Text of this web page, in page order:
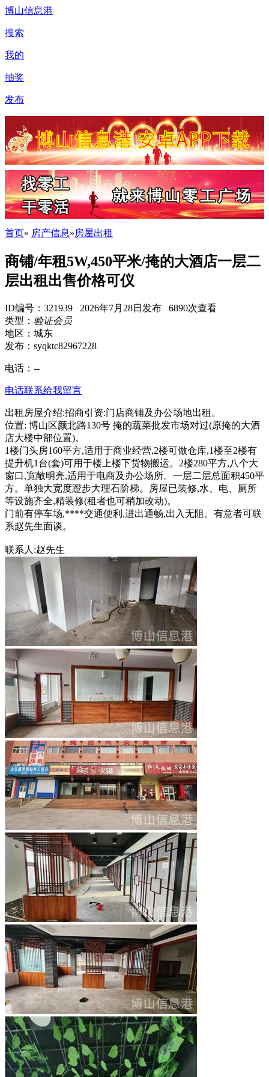
博山信息港
搜索
我的
抽奖
发布
首页» 房产信息»房屋出租
商铺/年租5W,450平米/掩的大酒店一层二
层出租出售价格可仪
ID编号：321939 2026年7月28日发布 6890次查看
类型： 验证会员
地区：城东
发布：syqktc82967228
电话： --
电话联系给我留言
出租房屋介绍:招商引资:门店商铺及办公场地出租。
位置: 博山区颜北路130号 掩的蔬菜批发市场对过(原掩的大酒
店大楼中部位置)。
1楼门头房160平方,适用于商业经营,2楼可做仓库,1楼至2楼有
提升机1台(套)可用于楼上楼下货物搬运。2楼280平方,八个大
窗口,宽敞明亮,适用于电商及办公场所。一层二层总面积450平
方。单独大宽度蹬步大理石阶梯。房屋已装修,水、电、厕所
等设施齐全,精装修(租者也可稍加改动)。
门前有停车场,****交通便利,进出通畅,出入无阻。有意者可联
系赵先生面谈。
联系人:赵先生